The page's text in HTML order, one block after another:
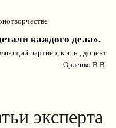
каждого дела».
партнёр, к.ю.н., доцент
Орленко В.В.
эксперта